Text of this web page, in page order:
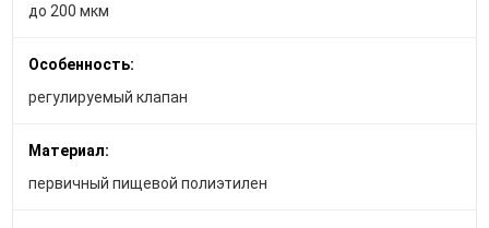
до 200 мкм
Особенность:
регулируемый клапан
Материал:
первичный пищевой полиэтилен